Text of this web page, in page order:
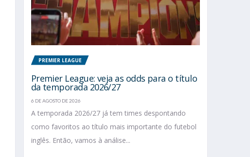
PREMIER LEAGUE
Premier League: veja as odds para o título
da temporada 2026/27
6 DE AGOSTO DE 2026
A temporada 2026/27 já tem times despontando
como favoritos ao título mais importante do futebol
inglês. Então, vamos à análise...